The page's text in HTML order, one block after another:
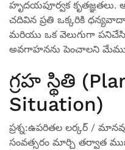
హృదయపూర్వక కృతజ్ఞతలు.
చదివిన ప్రతి ఒక్కరికి
మరియు ఒక వెలుగుగా పనిచేసి
అవగాహనను పెంచాలని మేము
గ్రహ స్థితి
Situation)
ప్రశ్న:ఉపరితల లర్కర్ /
సంవత్సరం మార్చి తర్వాత